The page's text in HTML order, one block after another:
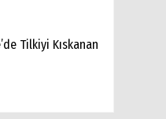
Tilkiyi Kıskanan